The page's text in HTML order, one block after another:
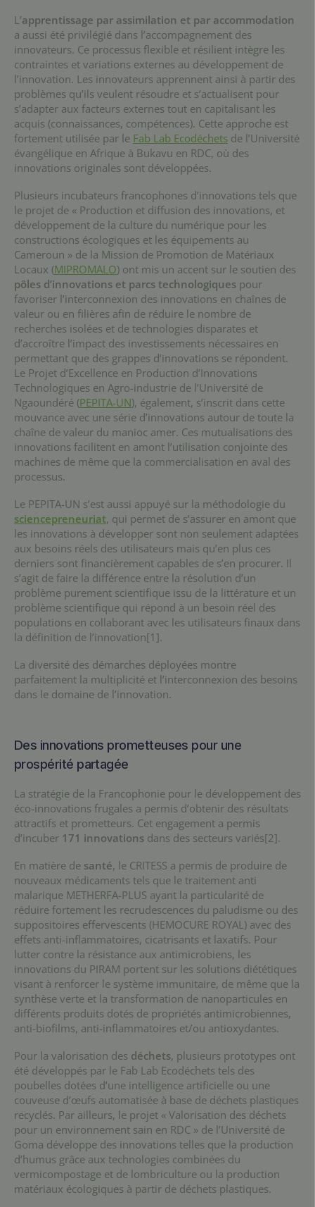
L’apprentissage par assimilation et par accommodation
a aussi été privilégié dans l’accompagnement des
innovateurs. Ce processus flexible et résilient intègre les
contraintes et variations externes au développement de
l’innovation. Les innovateurs apprennent ainsi à partir des
problèmes qu’ils veulent résoudre et s’actualisent pour
s’adapter aux facteurs externes tout en capitalisant les
acquis (connaissances, compétences). Cette approche est
fortement utilisée par le Fab Lab Ecodéchets de l’Université
évangélique en Afrique à Bukavu en RDC, où des
innovations originales sont développées.
Plusieurs incubateurs francophones d’innovations tels que
le projet de « Production et diffusion des innovations, et
développement de la culture du numérique pour les
constructions écologiques et les équipements au
Cameroun » de la Mission de Promotion de Matériaux
Locaux (MIPROMALO) ont mis un accent sur le soutien des
pôles d’innovations et parcs technologiques pour
favoriser l’interconnexion des innovations en chaînes de
valeur ou en filières afin de réduire le nombre de
recherches isolées et de technologies disparates et
d’accroître l’impact des investissements nécessaires en
permettant que des grappes d’innovations se répondent.
Le Projet d’Excellence en Production d’Innovations
Technologiques en Agro-industrie de l’Université de
Ngaoundéré (PEPITA-UN), également, s’inscrit dans cette
mouvance avec une série d’innovations autour de toute la
chaîne de valeur du manioc amer. Ces mutualisations des
innovations facilitent en amont l’utilisation conjointe des
machines de même que la commercialisation en aval des
processus.
Le PEPITA-UN s’est aussi appuyé sur la méthodologie du
sciencepreneuriat, qui permet de s’assurer en amont que
les innovations à développer sont non seulement adaptées
aux besoins réels des utilisateurs mais qu’en plus ces
derniers sont financièrement capables de s’en procurer. Il
s’agit de faire la différence entre la résolution d’un
problème purement scientifique issu de la littérature et un
problème scientifique qui répond à un besoin réel des
populations en collaborant avec les utilisateurs finaux dans
la définition de l’innovation[1].
La diversité des démarches déployées montre
parfaitement la multiplicité et l’interconnexion des besoins
dans le domaine de l’innovation.
Des innovations prometteuses pour une
prospérité partagée
La stratégie de la Francophonie pour le développement des
éco-innovations frugales a permis d’obtenir des résultats
attractifs et prometteurs. Cet engagement a permis
d’incuber 171 innovations dans des secteurs variés[2].
En matière de santé, le CRITESS a permis de produire de
nouveaux médicaments tels que le traitement anti
malarique METHERFA-PLUS ayant la particularité de
réduire fortement les recrudescences du paludisme ou des
suppositoires effervescents (HEMOCURE ROYAL) avec des
effets anti-inflammatoires, cicatrisants et laxatifs. Pour
lutter contre la résistance aux antimicrobiens, les
innovations du PIRAM portent sur les solutions diététiques
visant à renforcer le système immunitaire, de même que la
synthèse verte et la transformation de nanoparticules en
différents produits dotés de propriétés antimicrobiennes,
anti-biofilms, anti-inflammatoires et/ou antioxydantes.
Pour la valorisation des déchets, plusieurs prototypes ont
été développés par le Fab Lab Ecodéchets tels des
poubelles dotées d’une intelligence artificielle ou une
couveuse d’œufs automatisée à base de déchets plastiques
recyclés. Par ailleurs, le projet « Valorisation des déchets
pour un environnement sain en RDC » de l’Université de
Goma développe des innovations telles que la production
d’humus grâce aux technologies combinées du
vermicompostage et de lombriculture ou la production
matériaux écologiques à partir de déchets plastiques.